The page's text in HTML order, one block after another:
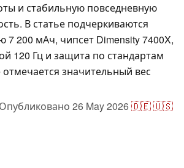
и стабильную повседневную
В статье подчеркиваются
7 200 мАч, чипсет Dimensity 7400X,
120 Гц и защита по стандартам
отмечается значительный вес
Опубликовано 26 May 2026🇩🇪🇺🇸